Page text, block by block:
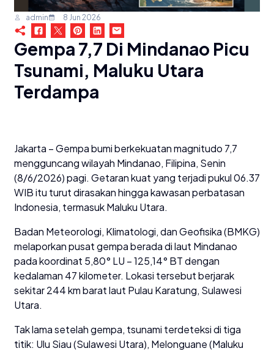
admin 8 Jun 2026
Gempa 7,7 Di Mindanao Picu
Tsunami, Maluku Utara
Terdampa
Jakarta – Gempa bumi berkekuatan magnitudo 7,7
mengguncang wilayah Mindanao, Filipina, Senin
(8/6/2026) pagi. Getaran kuat yang terjadi pukul 06.37
WIB itu turut dirasakan hingga kawasan perbatasan
Indonesia, termasuk Maluku Utara.
Badan Meteorologi, Klimatologi, dan Geofisika (BMKG)
melaporkan pusat gempa berada di laut Mindanao
pada koordinat 5,80° LU – 125,14° BT dengan
kedalaman 47 kilometer. Lokasi tersebut berjarak
sekitar 244 km barat laut Pulau Karatung, Sulawesi
Utara.
Tak lama setelah gempa, tsunami terdeteksi di tiga
titik: Ulu Siau (Sulawesi Utara), Melonguane (Maluku